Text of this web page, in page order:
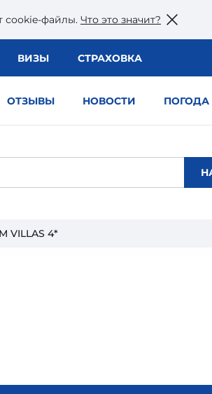
сookie-файлы. Что это значит?
ВИЗЫ СТРАХОВКА
ОТЗЫВЫ НОВОСТИ ПОГОДА
VILLAS 4*